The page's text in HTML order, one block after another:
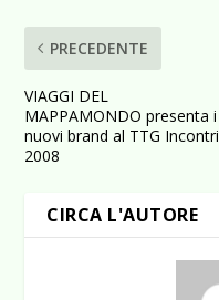
PRECEDENTE
VIAGGI DEL
MAPPAMONDO presenta i
nuovi brand al TTG Incontri
2008
CIRCA L'AUTORE